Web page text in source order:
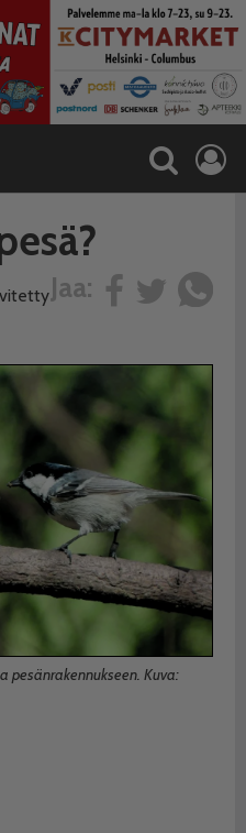
Jaa:
pesänrakennukseen. Kuva: